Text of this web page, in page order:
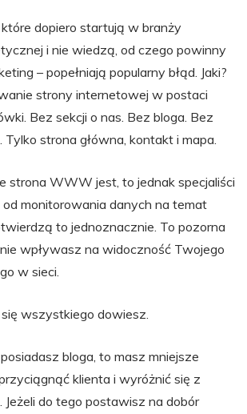
dopiero startują w branży
i nie wiedzą, od czego powinny
– popełniają popularny błąd. Jaki?
strony internetowej w postaci
Bez sekcji o nas. Bez bloga. Bez
Tylko strona główna, kontakt i mapa.
strona WWW jest, to jednak specjaliści
od monitorowania danych na temat
to jednoznacznie. To pozorna
wpływasz na widoczność Twojego
w sieci.
wszystkiego dowiesz.
bloga, to masz mniejsze
klienta i wyróżnić się z
Jeżeli do tego postawisz na dobór